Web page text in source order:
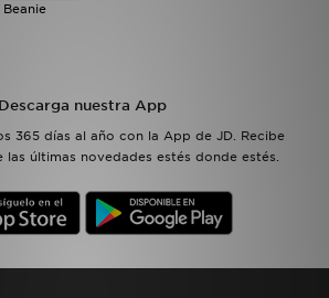
Descarga nuestra App
365 días al año con la App de JD. Recibe
las últimas novedades estés donde estés.